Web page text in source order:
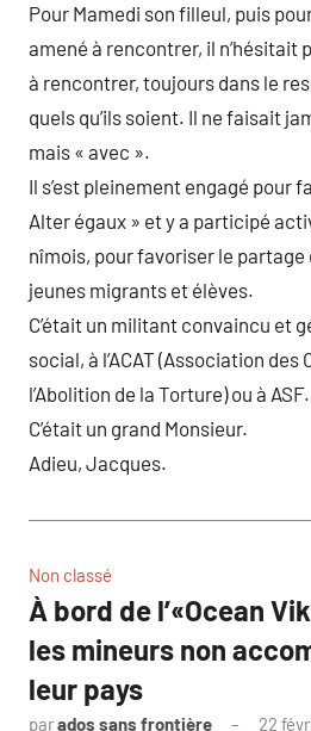
Pour Mamedi son filleul, puis
amené à rencontrer, il n’hésitait
à rencontrer, toujours dans le
quels qu’ils soient. Il ne faisait
mais « avec ».
Il s’est pleinement engagé pour
Alter égaux » et y a participé
nîmois, pour favoriser le partage
jeunes migrants et élèves.
C’était un militant convaincu et
social, à l’ACAT (Association des
l’Abolition de la Torture) ou à ASF.
C’était un grand Monsieur.
Adieu, Jacques.
Non classé
À bord de l’«Ocean
les mineurs non
leur pays
parados sans frontière 22